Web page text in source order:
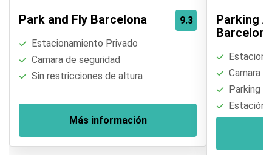
9.3
Park and Fly Barcelona
Estacionamiento Privado
Camara de seguridad
Sin restricciones de altura
Más información
Parking
Barcelona
Camara
Parking
Estación